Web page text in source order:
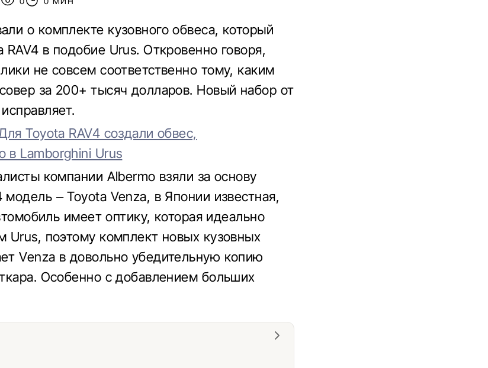
о комплекте кузовного обвеса, который
в подобие Urus. Откровенно говоря,
не совсем соответственно тому, каким
за 200+ тысяч долларов. Новый набор от
Toyota RAV4 создали обвес,
Lamborghini Urus
компании Albermo взяли за основу
модель – Toyota Venza, в Японии известная,
имеет оптику, которая идеально
Urus, поэтому комплект новых кузовных
Venza в довольно убедительную копию
Особенно с добавлением больших